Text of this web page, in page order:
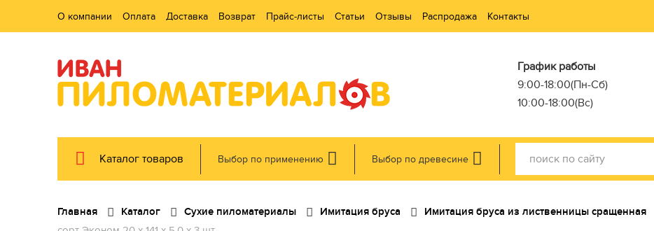
О компании Оплата Доставка Возврат Прайс-листы Статьи Отзывы Распродажа Контакты
График работы
9:00-18:00(Пн-Сб)
10:00-18:00(Вс)
Каталог товаров Выбор по применению Выбор по древесине
Главная Каталог Сухие пиломатериалы Имитация бруса Имитация бруса из лиственницы сращенная